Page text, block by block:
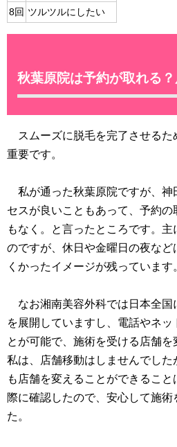
8回 ツルツルにしたい
秋葉原院は予約が取れる
スムーズに脱毛を完了させるた
重要です。
私が通った秋葉原院ですが、神
セスが良いこともあって、予約
もなく。と言ったところです。
のですが、休日や金曜日の夜など
くかったイメージが残っています
なお湘南美容外科では日本全国
を展開していますし、電話やネッ
とが可能で、施術を受ける店舗を
私は、店舗移動はしませんでし
も店舗を変えることができるこ
際に確認したので、安心して施術
た。